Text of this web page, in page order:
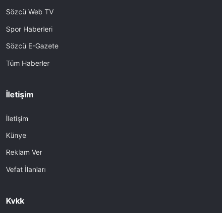
Sözcü Web TV
Spor Haberleri
Sözcü E-Gazete
Tüm Haberler
İletişim
İletişim
Künye
Reklam Ver
Vefat İlanları
Kvkk